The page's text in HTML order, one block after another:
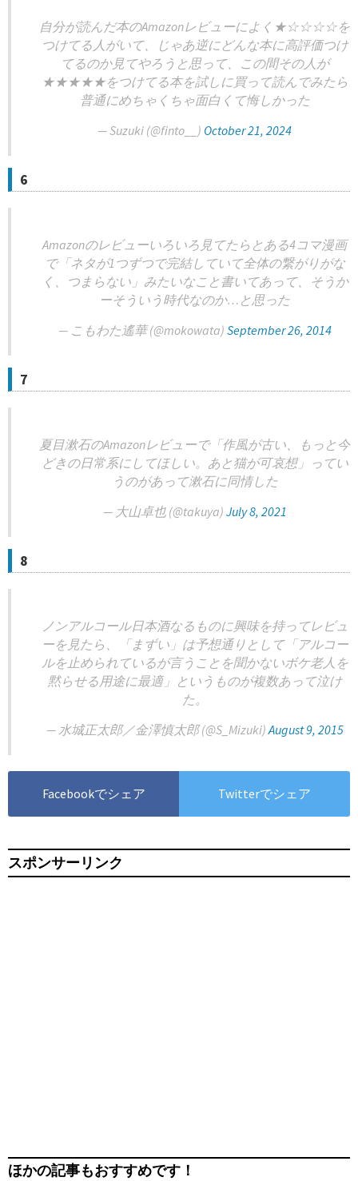
自分が読んだ本のAmazonレビューによく★☆☆☆☆を
つけてる人がいて、じゃあ逆にどんな本に高評価つけ
てるのか見てやろうと思って、この間その人が
★★★★★をつけてる本を試しに買って読んでみたら
普通にめちゃくちゃ面白くて悔しかった
— Suzuki (@finto__) October 21, 2024
6
Amazonのレビューいろいろ見てたらとある4コマ漫画
で「ネタが1つずつで完結していて全体の繋がりがな
く、つまらない」みたいなこと書いてあって、そうか
ーそういう時代なのか…と思った
— こもわた遙華 (@mokowata) September 26, 2014
7
夏目漱石のAmazonレビューで「作風が古い、もっと今
どきの日常系にしてほしい。あと猫が可哀想」ってい
うのがあって漱石に同情した
— 大山卓也 (@takuya) July 8, 2021
8
ノンアルコール日本酒なるものに興味を持ってレビュ
ーを見たら、「まずい」は予想通りとして「アルコー
ルを止められているが言うことを聞かないボケ老人を
黙らせる用途に最適」というものが複数あって泣け
た。
— 水城正太郎／金澤慎太郎 (@S_Mizuki)August 9, 2015
Facebookでシェア Twitterでシェア
スポンサーリンク
ほかの記事もおすすめです！